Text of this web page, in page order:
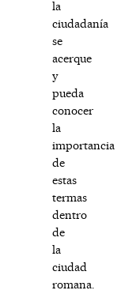
la
ciudadanía
se
acerque
y
pueda
conocer
la
importancia
de
estas
termas
dentro
de
la
ciudad
romana.